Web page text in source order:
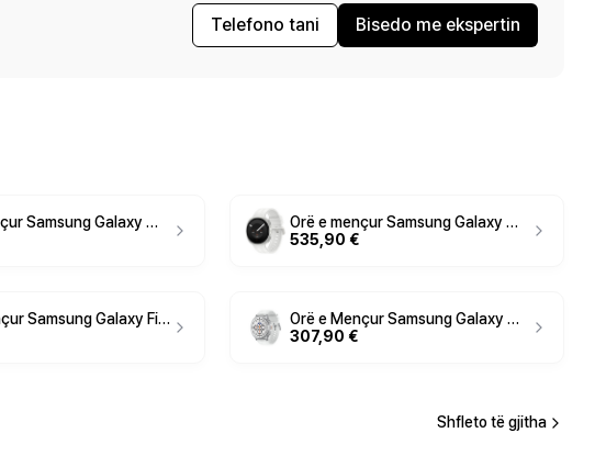
Telefono tani Bisedo me ekspertin
Orë e mençur Samsung Galaxy Watch9 / 40mm - Grafit
Orë e mençur Samsung Galaxy Watch9 / 40mm / Bluetooth - Krem
535,90 €
Orë e Mençur Samsung Galaxy Fit3 / AMOLED 1.6" / Bluetooth / 256MB / BioTracker - Pink/Gold
Orë e Mençur Samsung Galaxy Watch 8 Classic 46mm / Super AMOLED 1.3" / 2GB / 64GB / Bluetooth / Monitorim Shëndeti & Sportive - E Zezë
307,90 €
Shfleto të gjitha